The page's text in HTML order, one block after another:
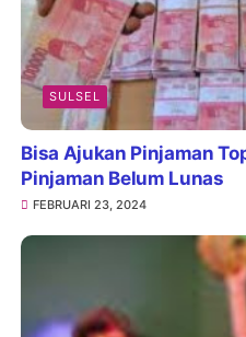
SULSEL
Bisa Ajukan Pinjaman
Pinjaman Belum Lunas
FEBRUARI 23, 2024